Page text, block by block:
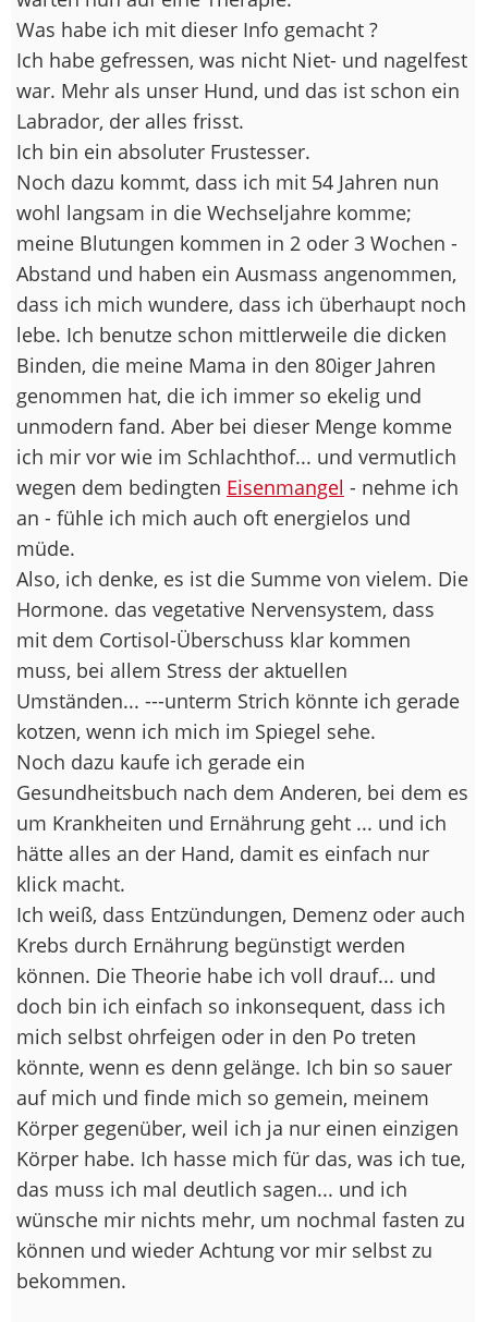
Was habe ich mit dieser Info gemacht ?
Ich habe gefressen, was nicht Niet- und nagelfest
war. Mehr als unser Hund, und das ist schon ein
Labrador, der alles frisst.
Ich bin ein absoluter Frustesser.
Noch dazu kommt, dass ich mit 54 Jahren nun
wohl langsam in die Wechseljahre komme;
meine Blutungen kommen in 2 oder 3 Wochen -
Abstand und haben ein Ausmass angenommen,
dass ich mich wundere, dass ich überhaupt noch
lebe. Ich benutze schon mittlerweile die dicken
Binden, die meine Mama in den 80iger Jahren
genommen hat, die ich immer so ekelig und
unmodern fand. Aber bei dieser Menge komme
ich mir vor wie im Schlachthof... und vermutlich
wegen dem bedingten Eisenmangel - nehme ich
an - fühle ich mich auch oft energielos und
müde.
Also, ich denke, es ist die Summe von vielem. Die
Hormone. das vegetative Nervensystem, dass
mit dem Cortisol-Überschuss klar kommen
muss, bei allem Stress der aktuellen
Umständen... ---unterm Strich könnte ich gerade
kotzen, wenn ich mich im Spiegel sehe.
Noch dazu kaufe ich gerade ein
Gesundheitsbuch nach dem Anderen, bei dem es
um Krankheiten und Ernährung geht ... und ich
hätte alles an der Hand, damit es einfach nur
klick macht.
Ich weiß, dass Entzündungen, Demenz oder auch
Krebs durch Ernährung begünstigt werden
können. Die Theorie habe ich voll drauf... und
doch bin ich einfach so inkonsequent, dass ich
mich selbst ohrfeigen oder in den Po treten
könnte, wenn es denn gelänge. Ich bin so sauer
auf mich und finde mich so gemein, meinem
Körper gegenüber, weil ich ja nur einen einzigen
Körper habe. Ich hasse mich für das, was ich tue,
das muss ich mal deutlich sagen... und ich
wünsche mir nichts mehr, um nochmal fasten zu
können und wieder Achtung vor mir selbst zu
bekommen.